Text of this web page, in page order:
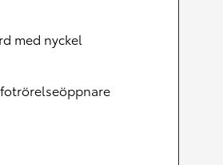
med nyckel